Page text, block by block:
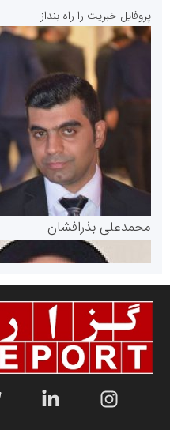
پایگاه خبری نهضت ملی
پایگاه خبری گفتمان یزد
سازمان بورس و اوراق بهادار
مرجع اخبار موثق در بازارسرمایه
سازمان صنعت،معدن و
پروفایل خبریت را راه بنداز
محمدعلی بذرافشان